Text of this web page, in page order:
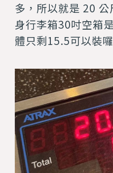
多，所以就是 20
身行李箱30吋空箱
體只剩15.5可以裝囉